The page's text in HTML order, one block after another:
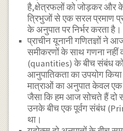
है,क्षेत्रफलों को जोड़कर और
त्रिभुजों से एक सरल प्रमाण
के अनुपात पर निर्भर करता है।
प्राचीन यूनानी गणितज्ञों ने
समीकरणों के साथ गणना नहीं
(quantities) के बीच संबंध
आनुपातिकता का उपयोग
मात्राओं का अनुपात केवल एक
जैसा कि हम आज सोचते हैं दो
उनके बीच एक पूर्वग संबंध
था।